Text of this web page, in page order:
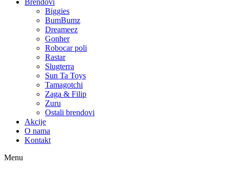
Brendovi
Biggies
BumBumz
Dreameez
Gonher
Robocar poli
Rastar
Slugterra
Sun Ta Toys
Tamagotchi
Zaga & Filip
Zuru
Ostali brendovi
Akcije
O nama
Kontakt
Menu